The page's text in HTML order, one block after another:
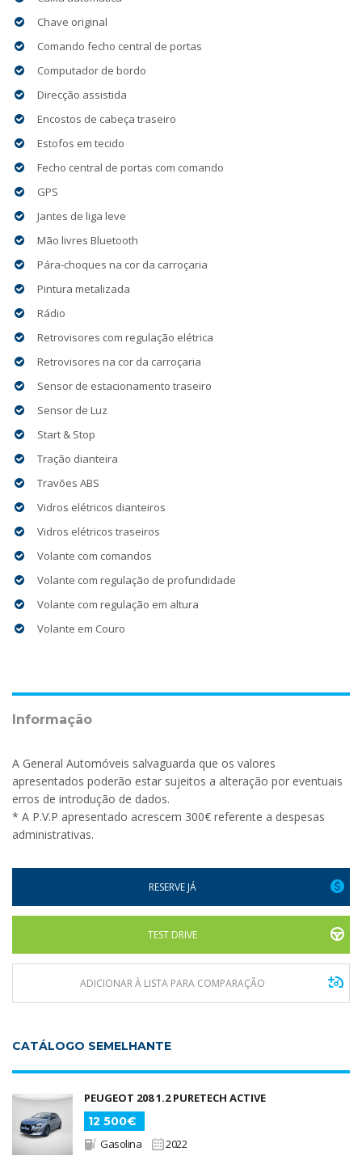
Chave original
Comando fecho central de portas
Computador de bordo
Direcção assistida
Encostos de cabeça traseiro
Estofos em tecido
Fecho central de portas com comando
GPS
Jantes de liga leve
Mão livres Bluetooth
Pára-choques na cor da carroçaria
Pintura metalizada
Rádio
Retrovisores com regulação elétrica
Retrovisores na cor da carroçaria
Sensor de estacionamento traseiro
Sensor de Luz
Start & Stop
Tração dianteira
Travões ABS
Vidros elétricos dianteiros
Vidros elétricos traseiros
Volante com comandos
Volante com regulação de profundidade
Volante com regulação em altura
Volante em Couro
Informação
A General Automóveis salvaguarda que os valores
apresentados poderão estar sujeitos a alteração por eventuais
erros de introdução de dados.
* A P.V.P apresentado acrescem 300€ referente a despesas
administrativas.
RESERVE JÁ
TEST DRIVE
ADICIONAR À LISTA PARA COMPARAÇÃO
CATÁLOGO SEMELHANTE
PEUGEOT 208 1.2 PURETECH ACTIVE
12 500€
Gasolina
2022